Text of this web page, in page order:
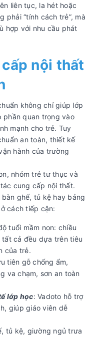
liên tục, la hét hoặc
phải “tính cách trẻ”, mà
hợp với nhu cầu phát
nội thất
không chỉ giúp lớp
phần quan trọng vào
mạnh cho trẻ. Tuy
an toàn, thiết kế
hành của trường
nhóm trẻ tư thục và
cung cấp nội thất.
ghế, tủ kệ hay bảng
cách tiếp cận:
tuổi mầm non: chiều
cả đều dựa trên tiêu
của trẻ.
tiên gỗ chống ẩm,
va chạm, sơn an toàn
lớp học: Vadoto hỗ trợ
giúp giáo viên dễ
tủ kệ, giường ngủ trưa